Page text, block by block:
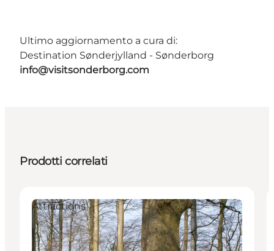
Ultimo aggiornamento a cura di:
Destination Sønderjylland - Sønderborg
info@visitsonderborg.com
Prodotti correlati
Attractions